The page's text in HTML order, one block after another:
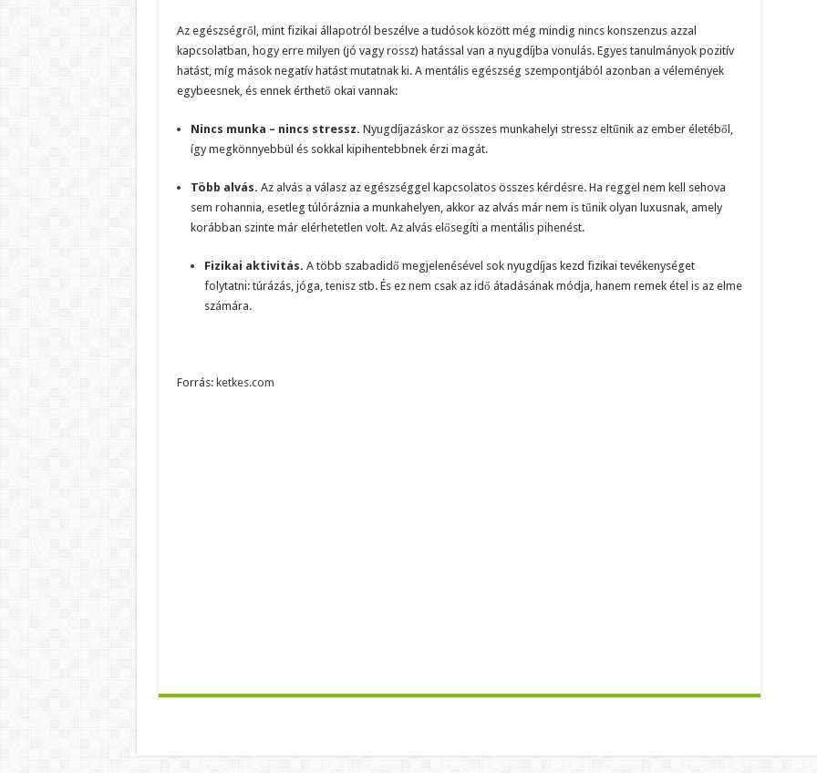
Az egészségről, mint fizikai állapotról beszélve a tudósok között még mindig nincs konszenzus azzal
kapcsolatban, hogy erre milyen (jó vagy rossz) hatással van a nyugdíjba vonulás. Egyes tanulmányok pozitív
hatást, míg mások negatív hatást mutatnak ki. A mentális egészség szempontjából azonban a vélemények
egybeesnek, és ennek érthető okai vannak:
Nincs munka – nincs stressz. Nyugdíjazáskor az összes munkahelyi stressz eltűnik az ember életéből,
így megkönnyebbül és sokkal kipihentebbnek érzi magát.
Több alvás. Az alvás a válasz az egészséggel kapcsolatos összes kérdésre. Ha reggel nem kell sehova
sem rohannia, esetleg túlóráznia a munkahelyen, akkor az alvás már nem is tűnik olyan luxusnak, amely
korábban szinte már elérhetetlen volt. Az alvás elősegíti a mentális pihenést.
Fizikai aktivitás. A több szabadidő megjelenésével sok nyugdíjas kezd fizikai tevékenységet
folytatni: túrázás, jóga, tenisz stb. És ez nem csak az idő átadásának módja, hanem remek étel is az elme
számára.
Forrás: ketkes.com